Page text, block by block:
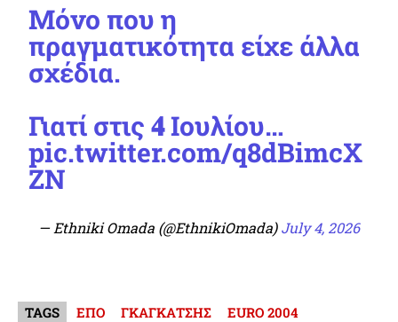
Μόνο που η
πραγματικότητα είχε άλλα
σχέδια.
Γιατί στις 𝟒 Ιουλίου…
pic.twitter.com/q8dBimcX
ZN
— Ethniki Omada (@EthnikiOmada)July 4, 2026
TAGS ΕΠΟ ΓΚΑΓΚΑΤΣΗΣ
EURO 2004